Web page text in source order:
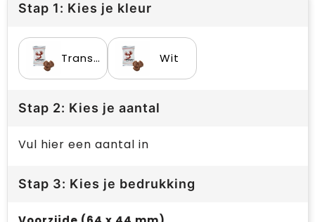
Stap 1: Kies je kleur
Transparant Wit
Stap 2: Kies je aantal
Vul hier een aantal in
Stap 3: Kies je bedrukking